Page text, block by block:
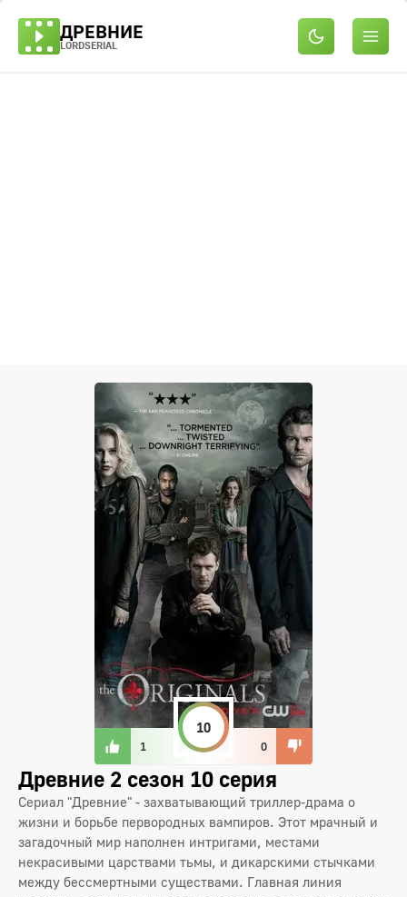
ДРЕВНИЕ
LORDSERIAL
1
10
0
Древние 2 сезон 10 серия
Сериал "Древние" - захватывающий триллер-драма о
жизни и борьбе первородных вампиров. Этот мрачный и
загадочный мир наполнен интригами, местами
некрасивыми царствами тьмы, и дикарскими стычками
между бессмертными существами. Главная линия